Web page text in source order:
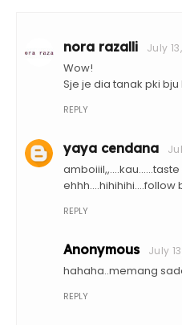
nora razalli July
Wow!
Sje je dia tanak pki bju
REPLY
yaya cendana
REPLY
Anonymous July
hahaha..memang
REPLY